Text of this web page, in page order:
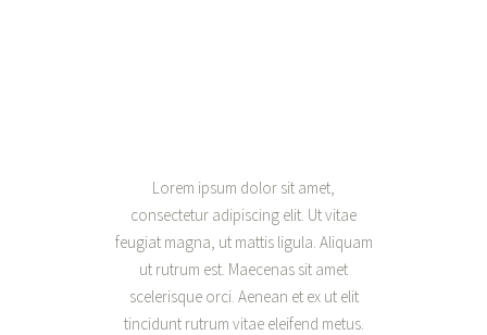
Lorem ipsum dolor sit amet,
consectetur adipiscing elit. Ut vitae
feugiat magna, ut mattis ligula. Aliquam
ut rutrum est. Maecenas sit amet
scelerisque orci. Aenean et ex ut elit
tincidunt rutrum vitae eleifend metus.